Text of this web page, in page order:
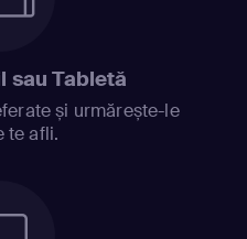
sau Tabletă
și urmărește-le
te afli.